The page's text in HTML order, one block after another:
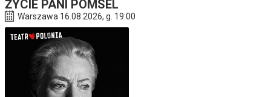
ŻYCIE PANI POMSEL
Warszawa 16.08.2026, g. 19:00